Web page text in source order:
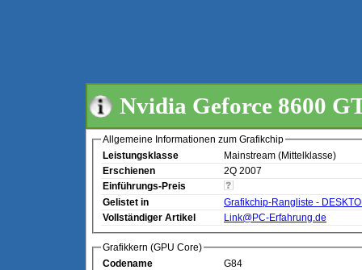
Nvidia Geforce 8600
Allgemeine Informationen zum Grafikchip
Leistungsklasse
Mainstream (Mittelklasse)
Erschienen
2Q 2007
Einführungs-Preis
Gelistet in
Grafikchip-Rangliste -
Vollständiger Artikel
Link@PC-Erfahrung.de
Grafikkern (GPU Core)
Codename
G84